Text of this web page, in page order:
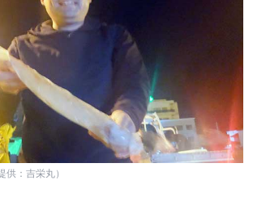
：吉栄丸）